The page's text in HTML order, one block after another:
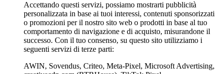
Accettando questi servizi, possiamo mostrarti pubblicità
personalizzata in base ai tuoi interessi, contenuti sponsorizzati
o promozioni per il nostro sito web o prodotti in base al tuo
comportamento di navigazione e di acquisto, misurandone il
successo. Con il tuo consenso, su questo sito utilizziamo i
seguenti servizi di terze parti:
AWIN, Sovendus, Criteo, Meta-Pixel, Microsoft Advertising,